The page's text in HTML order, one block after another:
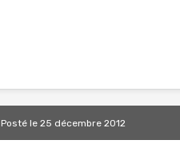
Postéle 25 décembre 2012